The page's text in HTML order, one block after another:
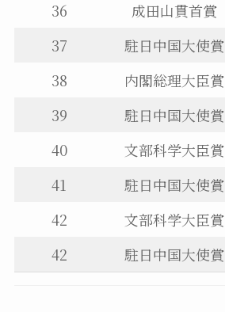
36 成田山貫首賞
37
駐日中国大使賞
38
内閣総理大臣賞
39
駐日中国大使賞
40
文部科学大臣賞
41
駐日中国大使賞
42
文部科学大臣賞
42
駐日中国大使賞